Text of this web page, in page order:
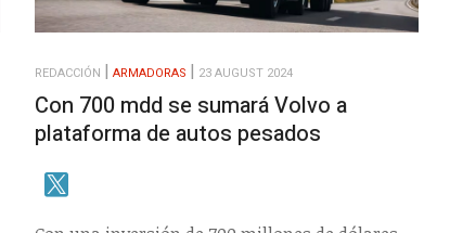
REDACCIÓN ARMADORAS 23 AUGUST 2024
Con 700 mdd se sumará Volvo a
plataforma de autos pesados